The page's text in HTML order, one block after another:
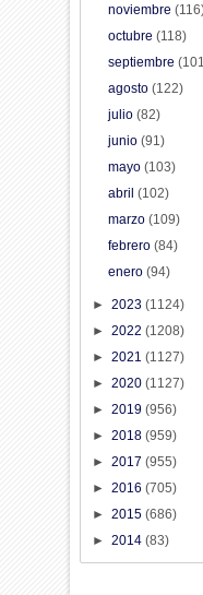
noviembre
octubre (118)
septiembre
agosto (122)
julio (82)
junio (91)
mayo (103)
abril (102)
marzo (109)
febrero (84)
enero (94)
►2023(1124)
►2022(1208)
►2021(1127)
►2020(1127)
►2019(956)
►2018(959)
►2017(955)
►2016(705)
►2015(686)
►2014(83)